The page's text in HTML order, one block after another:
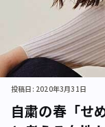
自粛の春――「
投稿日: 2020年3月31日